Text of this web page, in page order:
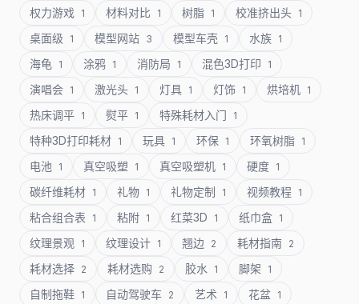
权力游戏 1 材料对比 1 树脂 1 校准挤出头 1
桌面级 1 模型网站 3 模型车壳 1 水族 1
海龟 1 涂鸦 1 消防局 1 混色3D打印 1
演唱会 1 激光头 1 灯具 1 灯饰 1 烘培机 1
热床调平 1 熨平 1 特殊耗材入门 1
特种3D打印耗材 1 玩具 1 环保 1 环氧树脂 1
电池 1 真空吸塑 1 真空吸塑机 1 硬度 1
碳纤维耗材 1 礼物 1 礼物定制 1 视频教程 1
粘合组合表 1 粘附 1 红菜3D 1 纸巾盒 1
纹理景观 1 纹理设计 1 翘边 2 耗材指南 2
耗材选择 2 耗材选购 2 胶水 1 脚架 1
自制拖鞋 1 自动驾驶车 2 艺术 1 花盆 1